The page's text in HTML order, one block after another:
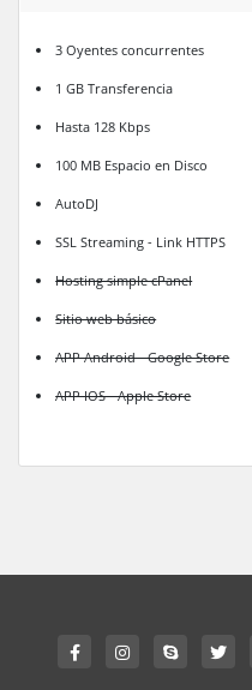
3 Oyentes concurrentes
1 GB Transferencia
Hasta 128 Kbps
100 MB Espacio en Disco
AutoDJ
SSL Streaming - Link HTTPS
Hosting simple cPanel
Sitio web básico
APP Android - Google Store
APP IOS - Apple Store